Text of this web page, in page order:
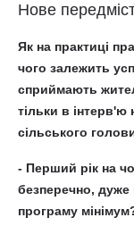
Нове
Як на практиці
чого залежить
сприймають
тільки в
сільського
- Перший рік на
безперечно,
програму